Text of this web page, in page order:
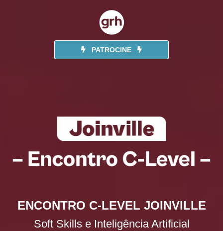
PATROCINE
ENCONTRO C-LEVEL JOINVILLE
Soft Skills e Inteligência Artificial